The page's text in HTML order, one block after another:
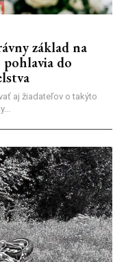
základ na
pohlavia do
aj žiadateľov o takýto